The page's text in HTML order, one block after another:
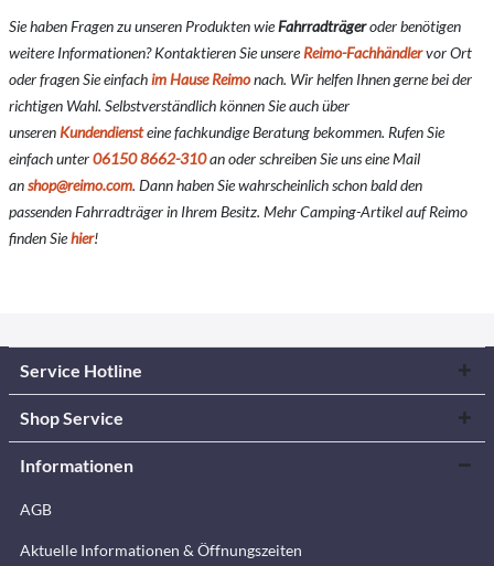
Sie haben Fragen zu unseren Produkten wieFahrradträgeroder benötigen
weitere Informationen? Kontaktieren Sie unsereReimo-Fachhändlervor Ort
oder fragen Sie einfachim Hause Reimonach. Wir helfen Ihnen gerne bei der
richtigen Wahl. Selbstverständlich können Sie auch über
unserenKundendiensteine fachkundige Beratung bekommen. Rufen Sie
einfach unter06150 8662-310an oder schreiben Sie uns eine Mail
anshop@reimo.com. Dann haben Sie wahrscheinlich schon bald den
passenden Fahrradträger in Ihrem Besitz. Mehr Camping-Artikel auf Reimo
finden Siehier!
Service Hotline
Shop Service
Informationen
AGB
Aktuelle Informationen & Öffnungszeiten